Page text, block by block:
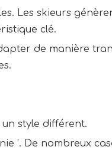
Les skieurs
clé.
de manière
style différent.
'. De nombreux